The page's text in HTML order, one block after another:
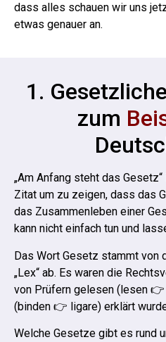
dass alles schauen wir uns
etwas genauer an.
1.
zum
„Am Anfang steht das
Zitat um zu zeigen, dass das
das Zusammenleben einer
kann nicht einfach tun und
Das Wort Gesetz stammt von
„Lex“ ab. Es waren die
von Prüfern gelesen (lesen
(binden 👉 ligare) erklärt
Welche Gesetze gibt es rund